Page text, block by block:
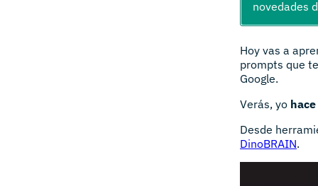
novedades
Hoy vas a
prompts que
Google.
Verás, yo
Desde
DinoBRAIN.